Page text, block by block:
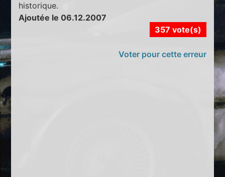
historique.
Ajoutée le 06.12.2007
357 vote(s)
Voter pour cette erreur